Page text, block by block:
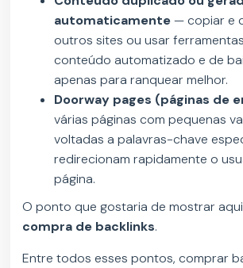
automaticamente— copiar e
outros sites ou usar
conteúdo automatizado e de
apenas para ranquear melhor.
Doorway pages (páginas de
várias páginas com pequenas
voltadas a palavras-chave
redirecionam rapidamente o
página.
O ponto que gostaria de mostrar
compra de backlinks.
Entre todos esses pontos, comprar